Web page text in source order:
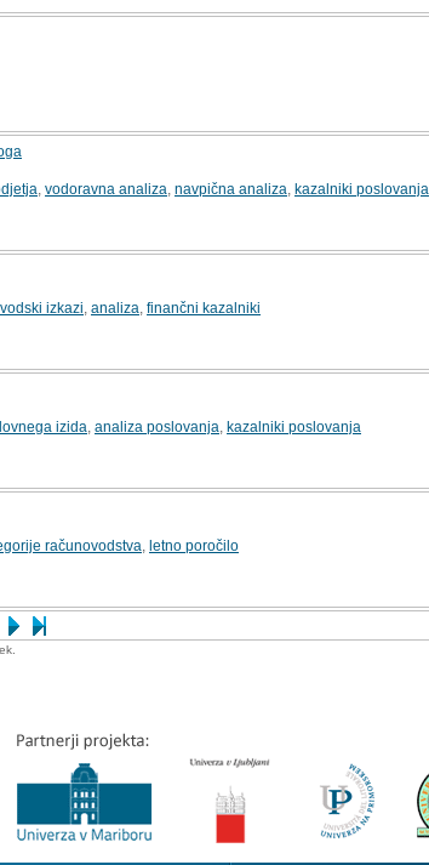
vodoravna analiza navpična analiza kazalniki poslovanja
izkazi analiza finančni kazalniki
izida analiza poslovanja kazalniki poslovanja
računovodstva letno poročilo